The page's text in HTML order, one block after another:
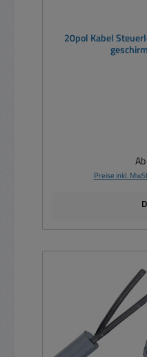
20pol Kabel
Ab
Preise inkl.